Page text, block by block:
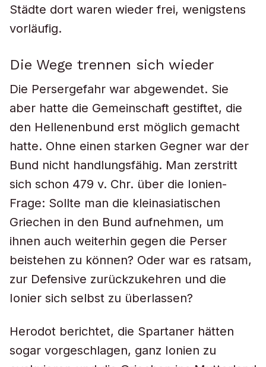
Städte dort waren wieder frei, wenigstens
vorläufig.
Die Wege trennen sich wieder
Die Persergefahr war abgewendet. Sie
aber hatte die Gemeinschaft gestiftet, die
den Hellenenbund erst möglich gemacht
hatte. Ohne einen starken Gegner war der
Bund nicht handlungsfähig. Man zerstritt
sich schon 479 v. Chr. über die Ionien-
Frage: Sollte man die kleinasiatischen
Griechen in den Bund aufnehmen, um
ihnen auch weiterhin gegen die Perser
beistehen zu können? Oder war es ratsam,
zur Defensive zurückzukehren und die
Ionier sich selbst zu überlassen?
Herodot berichtet, die Spartaner hätten
sogar vorgeschlagen, ganz Ionien zu